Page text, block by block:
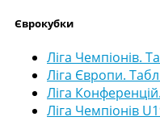
Єврокубки
Ліга Чемпіонів.
Ліга Європи.
Ліга
Ліга Чемпіонів